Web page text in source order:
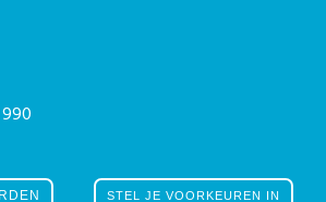
STEL JE VOORKEUREN IN